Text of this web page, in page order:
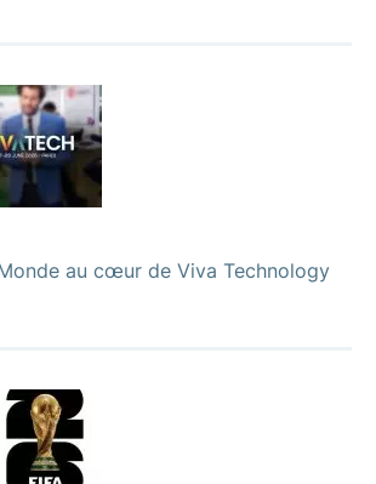
au cœur de Viva Technology